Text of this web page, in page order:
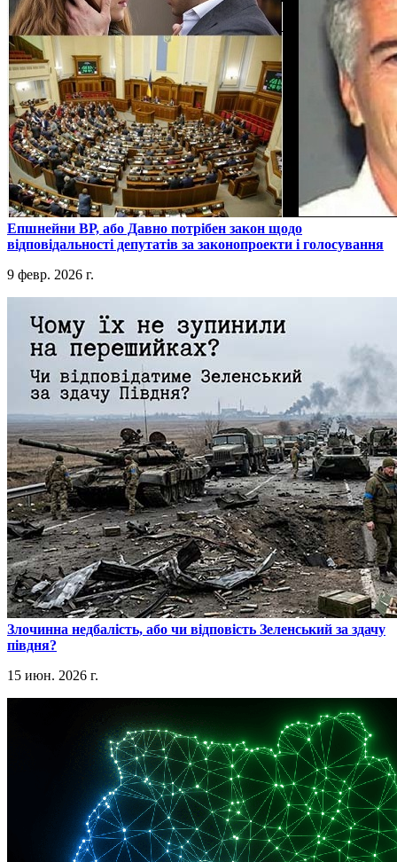
​Епшнейни ВР, або Давно потрібен закон щодо
відповідальності депутатів за законопроекти і голосування
9 февр. 2026 г.
​Злочинна недбалість, або чи відповість Зеленський за здачу
півдня?
15 июн. 2026 г.